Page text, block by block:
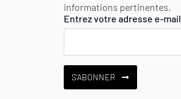
informations pertinentes.
Entrez votre adresse e-mail
S'ABONNER